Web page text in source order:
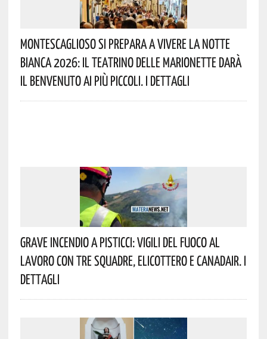
Montescaglioso Si Prepara A Vivere La Notte
Bianca 2026: Il Teatrino Delle Marionette Darà
Il Benvenuto Ai Più Piccoli. I Dettagli
Grave Incendio A Pisticci: Vigili Del Fuoco Al
Lavoro Con Tre Squadre, Elicottero E Canadair. I
Dettagli